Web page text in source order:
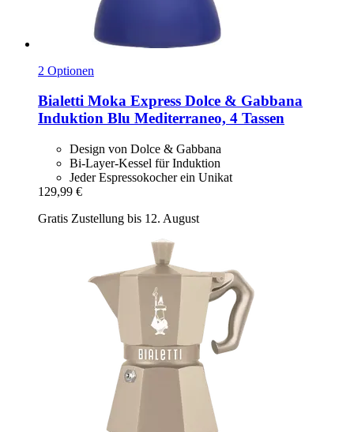
2 Optionen
Bialetti Moka Express Dolce & Gabbana
Induktion Blu Mediterraneo, 4 Tassen
Design von Dolce & Gabbana
Bi-Layer-Kessel für Induktion
Jeder Espressokocher ein Unikat
129,99 €
Gratis Zustellung bis 12. August